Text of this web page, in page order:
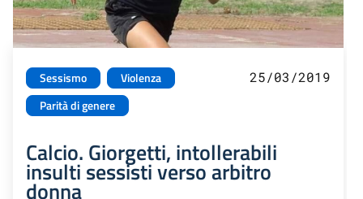
Sessismo
Violenza
Parità di genere
25/03/2019
Calcio. Giorgetti, intollerabili
insulti sessisti verso arbitro
donna